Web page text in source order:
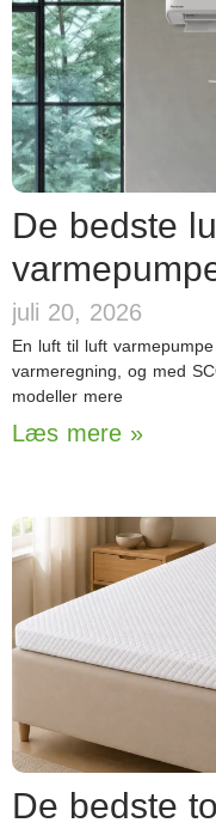
De bedste
juli 20, 2026
En luft til luft
varmeregning, og med
modeller mere
Læs mere »
De bedste